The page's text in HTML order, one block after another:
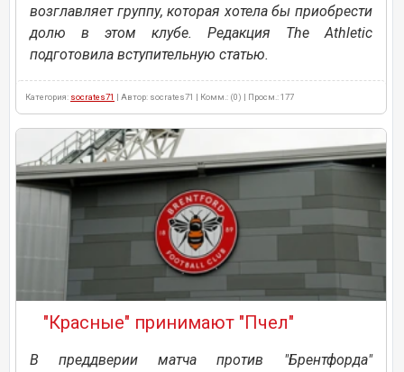
возглавляет группу, которая хотела бы приобрести
долю в этом клубе. Редакция The Athletic
подготовила вступительную статью.
Категория: socrates71 | Автор: socrates71 | Комм.: (0) | Просм.: 177
"Красные" принимают "Пчел"
В преддверии матча против "Брентфорда"